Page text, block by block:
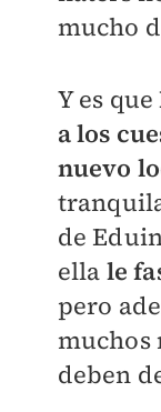
mucho
Y es que
a los
nuevo
de
ella le
pero
muchos
deben